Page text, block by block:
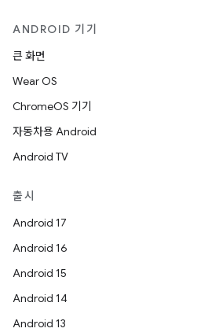
ANDROID 기기
큰 화면
Wear OS
ChromeOS 기기
자동차용 Android
Android TV
출시
Android 17
Android 16
Android 15
Android 14
Android 13